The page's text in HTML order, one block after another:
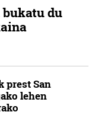
du
prest San
lehen